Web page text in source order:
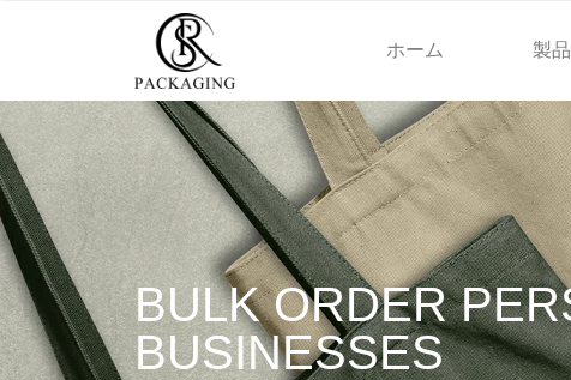
ホーム 製品
BULK ORDER
BUSINESSES